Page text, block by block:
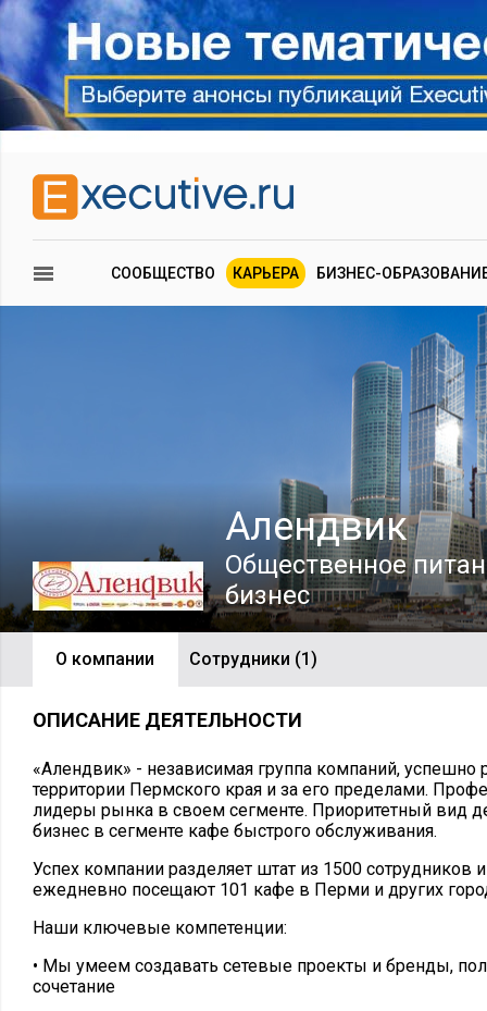
СООБЩЕСТВО КАРЬЕРА БИЗНЕС-
Алендвик
Общественное
бизнес
О компании Сотрудники (1)
ОПИСАНИЕ ДЕЯТЕЛЬНОСТИ
«Алендвик» - независимая группа компаний, успешно
территории Пермского края и за его пределами.
лидеры рынка в своем сегменте. Приоритетный вид
бизнес в сегменте кафе быстрого обслуживания.
Успех компании разделяет штат из 1500 сотрудников
ежедневно посещают 101 кафе в Перми и других
Наши ключевые компетенции:
• Мы умеем создавать сетевые проекты и бренды,
сочетание